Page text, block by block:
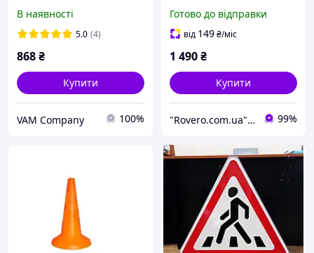
В наявності
5.0 (4)
868₴
Купити
VAM Company 100%
жовтий переносне
огородження
Готово до відправки
від 149₴/міс
1 490₴
Купити
"Rovero.com.ua" - Інтернет-магазин 99%